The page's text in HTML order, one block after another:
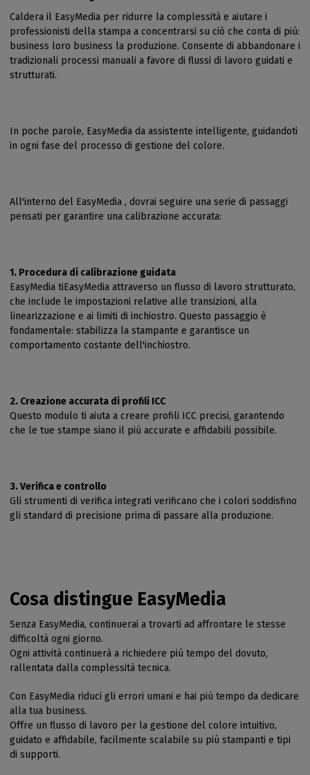
Caldera il EasyMedia per ridurre la complessità e aiutare i
professionisti della stampa a concentrarsi su ciò che conta di più:
business loro business la produzione. Consente di abbandonare i
tradizionali processi manuali a favore di flussi di lavoro guidati e
strutturati.
In poche parole, EasyMedia da assistente intelligente, guidandoti
in ogni fase del processo di gestione del colore.
All'interno del EasyMedia , dovrai seguire una serie di passaggi
pensati per garantire una calibrazione accurata:
1. Procedura di calibrazione guidata
EasyMedia tiEasyMedia attraverso un flusso di lavoro strutturato,
che include le impostazioni relative alle transizioni, alla
linearizzazione e ai limiti di inchiostro. Questo passaggio è
fondamentale: stabilizza la stampante e garantisce un
comportamento costante dell'inchiostro.
2. Creazione accurata di profili ICC
Questo modulo ti aiuta a creare profili ICC precisi, garantendo
che le tue stampe siano il più accurate e affidabili possibile.
3. Verifica e controllo
Gli strumenti di verifica integrati verificano che i colori soddisfino
gli standard di precisione prima di passare alla produzione.
Cosa distingue EasyMedia
Senza EasyMedia, continuerai a trovarti ad affrontare le stesse
difficoltà ogni giorno.
Ogni attività continuerà a richiedere più tempo del dovuto,
rallentata dalla complessità tecnica.
Con EasyMedia riduci gli errori umani e hai più tempo da dedicare
alla tua business.
Offre un flusso di lavoro per la gestione del colore intuitivo,
guidato e affidabile, facilmente scalabile su più stampanti e tipi
di supporti.